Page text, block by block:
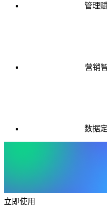
管理
营销
数据
立即使用